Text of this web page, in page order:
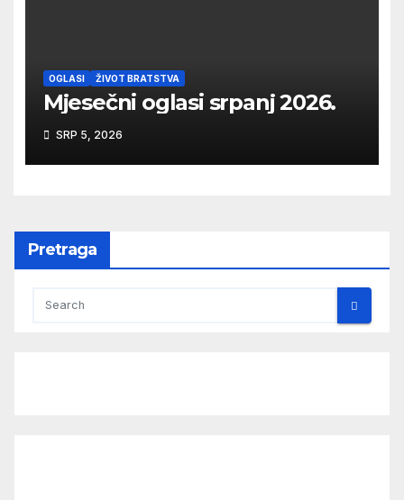
OGLASI ŽIVOT BRATSTVA
Mjesečni oglasi srpanj 2026.
SRP 5, 2026
Pretraga